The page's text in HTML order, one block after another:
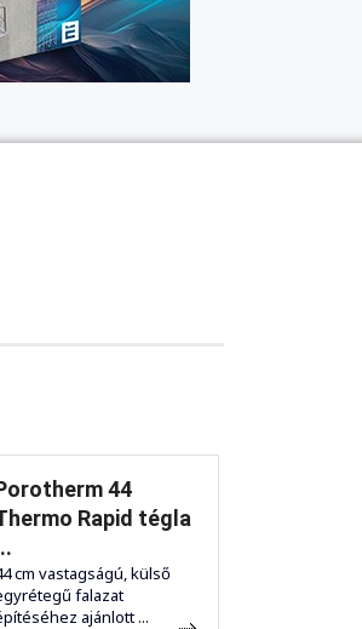
44
Rapid tégla
cm vastagságú, külső
falazat
ajánlott ...